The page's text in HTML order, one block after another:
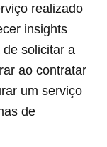
realizado
insights
solicitar a
ao contratar
um serviço
de